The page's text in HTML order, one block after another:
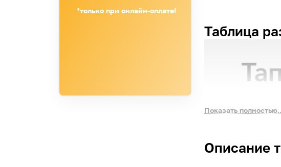
*только при онлайн-оплате!
Таблица
Показать
Описание